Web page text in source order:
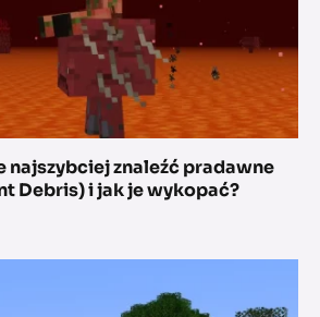
najszybciej znaleźć pradawne
Debris) i jak je wykopać?